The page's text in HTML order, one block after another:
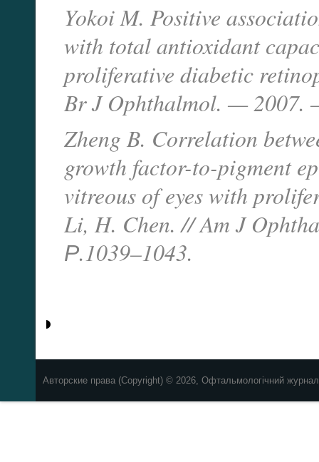
Yokoi M. Positive
with total antioxidant
proliferative diabetic
Br J Ophthalmol. —
Zheng B. Correlation
growth factor-to-pigment
vitreous of eyes with
Li, H. Chen. // Am J
Р.1039–1043.
Авторские права (Copyright) © 2026, Офтальмологічний